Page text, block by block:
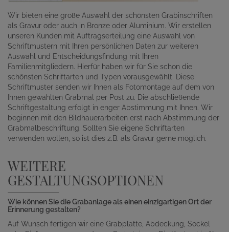
Wir bieten eine große Auswahl der schönsten Grabinschriften
als Gravur oder auch in Bronze oder Aluminium. Wir erstellen
unseren Kunden mit Auftragserteilung eine Auswahl von
Schriftmustern mit Ihren persönlichen Daten zur weiteren
Auswahl und Entscheidungsfindung mit Ihren
Familienmitgliedern. Hierfür haben wir für Sie schon die
schönsten Schriftarten und Typen vorausgewählt. Diese
Schriftmuster senden wir Ihnen als Fotomontage auf dem von
Ihnen gewählten Grabmal per Post zu. Die abschließende
Schriftgestaltung erfolgt in enger Abstimmung mit Ihnen. Wir
beginnen mit den Bildhauerarbeiten erst nach Abstimmung der
Grabmalbeschriftung. Sollten Sie eigene Schriftarten
verwenden wollen, so ist dies z.B. als Gravur gerne möglich.
WEITERE
GESTALTUNGSOPTIONEN
Wie können Sie die Grabanlage als einen einzigartigen Ort der
Erinnerung gestalten?
Auf Wunsch fertigen wir eine Grabplatte, Abdeckung, Sockel